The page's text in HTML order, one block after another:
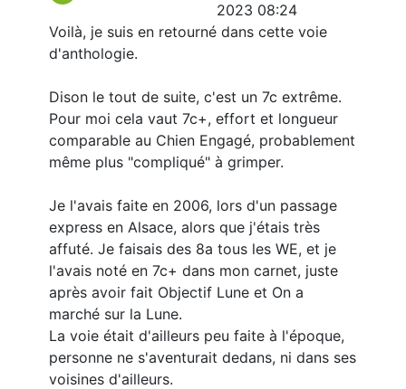
2023 08:24
Voilà, je suis en retourné dans cette voie
d'anthologie.
Dison le tout de suite, c'est un 7c extrême.
Pour moi cela vaut 7c+, effort et longueur
comparable au Chien Engagé, probablement
même plus "compliqué" à grimper.
Je l'avais faite en 2006, lors d'un passage
express en Alsace, alors que j'étais très
affuté. Je faisais des 8a tous les WE, et je
l'avais noté en 7c+ dans mon carnet, juste
après avoir fait Objectif Lune et On a
marché sur la Lune.
La voie était d'ailleurs peu faite à l'époque,
personne ne s'aventurait dedans, ni dans ses
voisines d'ailleurs.